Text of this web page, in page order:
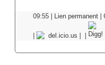
09:55 | Lien permanent
del.icio.us